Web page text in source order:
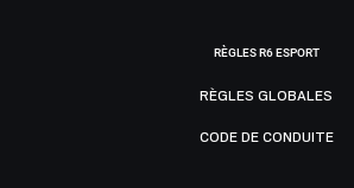
RÈGLES R6 ESPORT
RÈGLES GLOBALES
CODE DE CONDUITE